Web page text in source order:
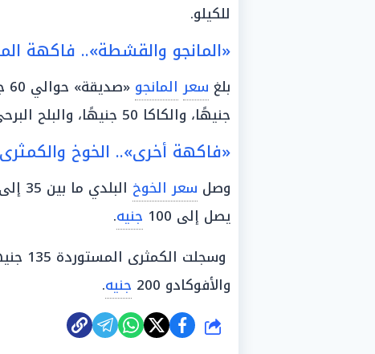
للكيلو.
«المانجو والقشطة».. فاكهة
بلغ سعر المانجو
جنيهًا، والكاكا 50 جنيهًا، والبلح البرحي 65 جنيهًا، والبلح السيوي 60 جنيهًا.
«فاكهة أخرى».. الخوخ
وصل سعر الخوخ
يصل إلى 100
جنيه.
وسجلت الكمثرى المستوردة 135 جنيهًا للكيلو، بينما بلغ الكيوي 100
والأفوكادو 200
جنيه.
شارك